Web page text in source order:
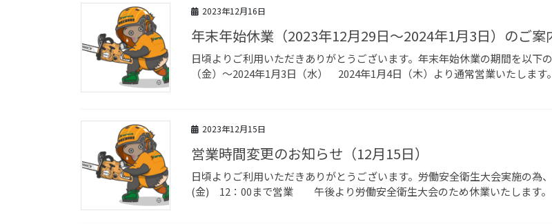
2023年12月16日
年末年始休業（2023年12月29日～2024年1月3日）のご案
日頃よりご利用いただきありがとうございます。年末年始休業の期間を以
（金）～2024年1月3日（水） 2024年1月4日（木）より通常営業いたしま
2023年12月15日
営業時間変更のお知らせ（12月15日）
日頃よりご利用いただきありがとうございます。労働安全衛生大会実施の
(金) 12：00まで営業 午後より労働安全衛生大会のため休業いたします。